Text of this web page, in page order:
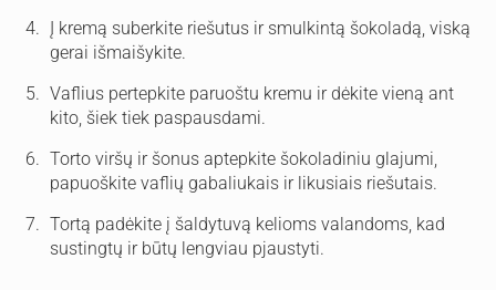
Į kremą suberkite riešutus ir smulkintą šokoladą, viską
gerai išmaišykite.
Vaflius pertepkite paruoštu kremu ir dėkite vieną ant
kito, šiek tiek paspausdami.
Torto viršų ir šonus aptepkite šokoladiniu glajumi,
papuoškite vaflių gabaliukais ir likusiais riešutais.
Tortą padėkite į šaldytuvą kelioms valandoms, kad
sustingtų ir būtų lengviau pjaustyti.